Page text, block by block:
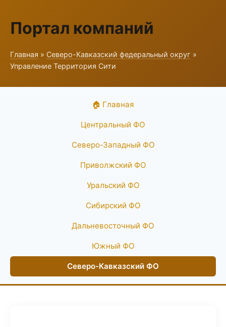
Портал компаний
Главная » Северо-Кавказский федеральный округ »
Управление Территория Сити
🏠 Главная
Центральный ФО
Северо-Западный ФО
Приволжский ФО
Уральский ФО
Сибирский ФО
Дальневосточный ФО
Южный ФО
Северо-Кавказский ФО